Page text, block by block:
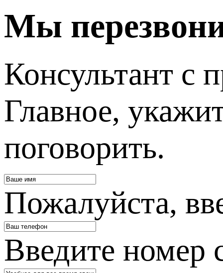
Мы
Консультант с
Главное,
поговорить.
Пожалуйста,
Введите номер